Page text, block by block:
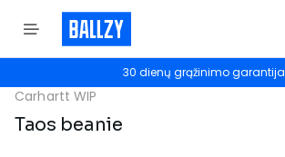
30 dienų grąžinimo garantija
Carhartt WIP
Taos beanie